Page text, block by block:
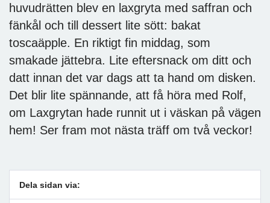
huvudrätten blev en laxgryta med saffran och
fänkål och till dessert lite sött: bakat
toscaäpple. En riktigt fin middag, som
smakade jättebra. Lite eftersnack om ditt och
datt innan det var dags att ta hand om disken.
Det blir lite spännande, att få höra med Rolf,
om Laxgrytan hade runnit ut i väskan på vägen
hem! Ser fram mot nästa träff om två veckor!
Dela sidan via: